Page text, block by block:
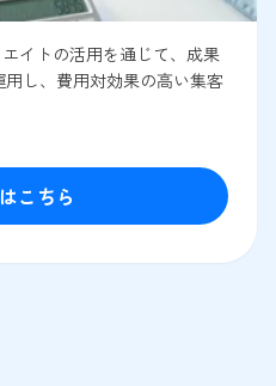
イトの活用を通じて、成果
し、費用対効果の高い集客
こちら